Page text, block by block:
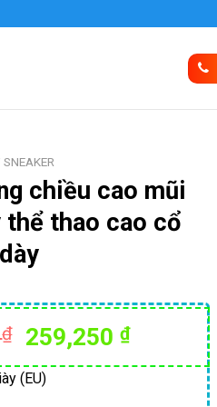
chiều cao mũi
thể thao cao cổ
₫
Giá
gốc
là:
259,250₫Giá
hiện
(EU)